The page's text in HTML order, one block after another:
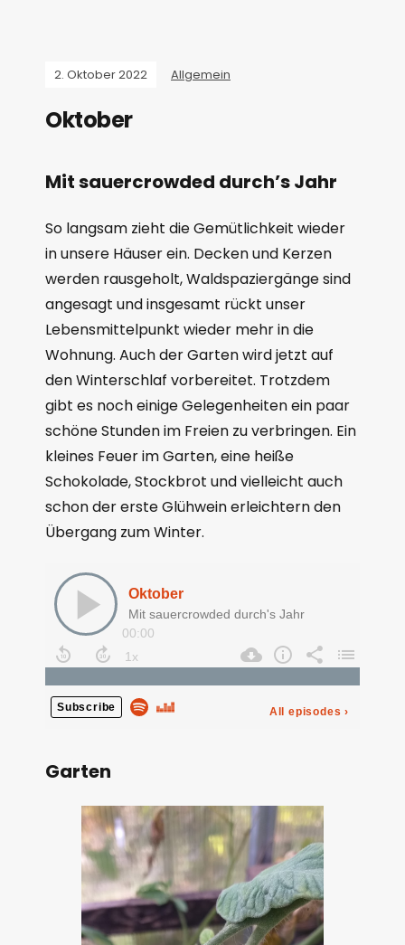
2. Oktober 2022 Allgemein
Oktober
Mit sauercrowded durch’s Jahr
So langsam zieht die Gemütlichkeit wieder
in unsere Häuser ein. Decken und Kerzen
werden rausgeholt, Waldspaziergänge sind
angesagt und insgesamt rückt unser
Lebensmittelpunkt wieder mehr in die
Wohnung. Auch der Garten wird jetzt auf
den Winterschlaf vorbereitet. Trotzdem
gibt es noch einige Gelegenheiten ein paar
schöne Stunden im Freien zu verbringen. Ein
kleines Feuer im Garten, eine heiße
Schokolade, Stockbrot und vielleicht auch
schon der erste Glühwein erleichtern den
Übergang zum Winter.
Garten